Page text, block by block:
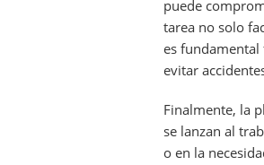
puede
tarea no solo
es
evitar
Finalmente, la
se lanzan al
o en la